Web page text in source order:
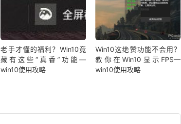
老手才懂的福利？Win10竟
藏有这些“真香”功能—
win10使用攻略
Win10这绝赞功能不会用？
教你在Win10显示FPS—
win10使用攻略